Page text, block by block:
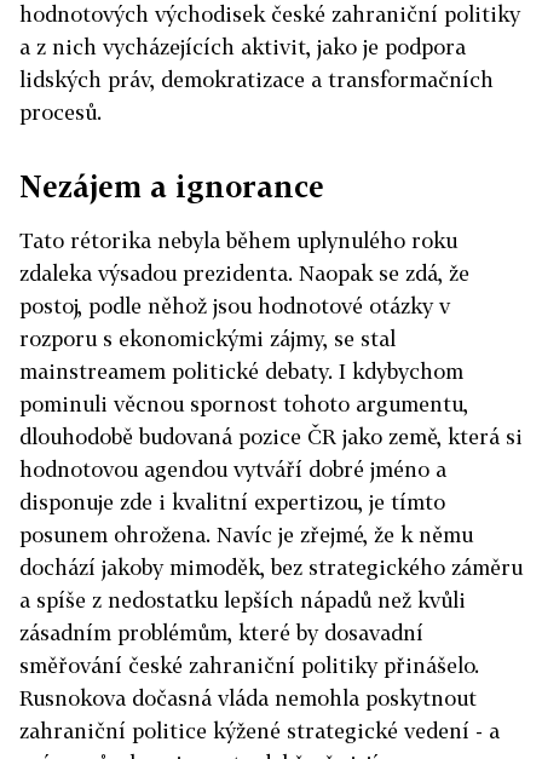
hodnotových východisek české zahraniční politiky
a z nich vycházejících aktivit, jako je podpora
lidských práv, demokratizace a transformačních
procesů.
Nezájem a ignorance
Tato rétorika nebyla během uplynulého roku
zdaleka výsadou prezidenta. Naopak se zdá, že
postoj, podle něhož jsou hodnotové otázky v
rozporu s ekonomickými zájmy, se stal
mainstreamem politické debaty. I kdybychom
pominuli věcnou spornost tohoto argumentu,
dlouhodobě budovaná pozice ČR jako země, která si
hodnotovou agendou vytváří dobré jméno a
disponuje zde i kvalitní expertizou, je tímto
posunem ohrožena. Navíc je zřejmé, že k němu
dochází jakoby mimoděk, bez strategického záměru
a spíše z nedostatku lepších nápadů než kvůli
zásadním problémům, které by dosavadní
směřování české zahraniční politiky přinášelo.
Rusnokova dočasná vláda nemohla poskytnout
zahraniční politice kýžené strategické vedení - a